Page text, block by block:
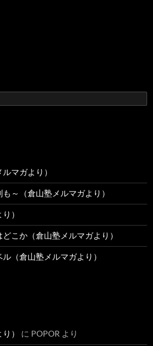
マガより）
～（倉山塾メルマガより）
）
こか（倉山塾メルマガより）
（倉山塾メルマガより）
） に POPOR より